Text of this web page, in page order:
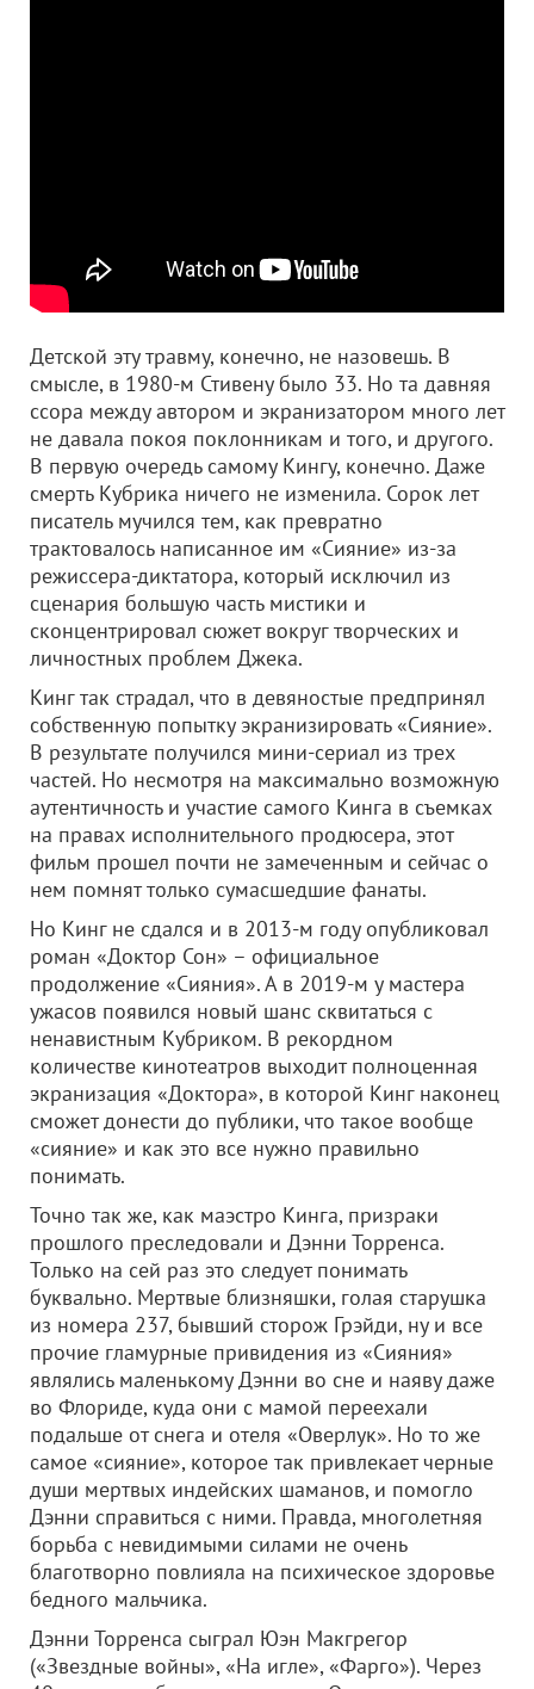
Детской эту травму, конечно, не назовешь. В
смысле, в 1980-м Стивену было 33. Но та давняя
ссора между автором и экранизатором много лет
не давала покоя поклонникам и того, и другого.
В первую очередь самому Кингу, конечно. Даже
смерть Кубрика ничего не изменила. Сорок лет
писатель мучился тем, как превратно
трактовалось написанное им «Сияние» из-за
режиссера-диктатора, который исключил из
сценария большую часть мистики и
сконцентрировал сюжет вокруг творческих и
личностных проблем Джека.
Кинг так страдал, что в девяностые предпринял
собственную попытку экранизировать «Сияние».
В результате получился мини-сериал из трех
частей. Но несмотря на максимально возможную
аутентичность и участие самого Кинга в съемках
на правах исполнительного продюсера, этот
фильм прошел почти не замеченным и сейчас о
нем помнят только сумасшедшие фанаты.
Но Кинг не сдался и в 2013-м году опубликовал
роман «Доктор Сон» – официальное
продолжение «Сияния». А в 2019-м у мастера
ужасов появился новый шанс сквитаться с
ненавистным Кубриком. В рекордном
количестве кинотеатров выходит полноценная
экранизация «Доктора», в которой Кинг наконец
сможет донести до публики, что такое вообще
«сияние» и как это все нужно правильно
понимать.
Точно так же, как маэстро Кинга, призраки
прошлого преследовали и Дэнни Торренса.
Только на сей раз это следует понимать
буквально. Мертвые близняшки, голая старушка
из номера 237, бывший сторож Грэйди, ну и все
прочие гламурные привидения из «Сияния»
являлись маленькому Дэнни во сне и наяву даже
во Флориде, куда они с мамой переехали
подальше от снега и отеля «Оверлук». Но то же
самое «сияние», которое так привлекает черные
души мертвых индейских шаманов, и помогло
Дэнни справиться с ними. Правда, многолетняя
борьба с невидимыми силами не очень
благотворно повлияла на психическое здоровье
бедного мальчика.
Дэнни Торренса сыграл Юэн Макгрегор
(«Звездные войны», «На игле», «Фарго»). Через